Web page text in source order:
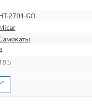
2701-GO